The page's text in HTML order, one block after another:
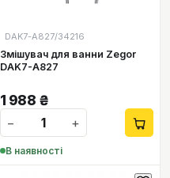
DAK7-А827/34216
Змішувач для ванни Zegor
DAK7-А827
1 988 ₴
−
+
В наявності